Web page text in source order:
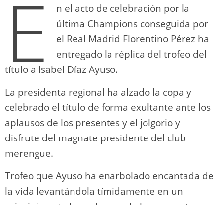
E
n el acto de celebración por la
última Champions conseguida por
el Real Madrid Florentino Pérez ha
entregado la réplica del trofeo del
título a Isabel Díaz Ayuso.
La presidenta regional ha alzado la copa y
celebrado el título de forma exultante ante los
aplausos de los presentes y el jolgorio y
disfrute del magnate presidente del club
merengue.
Trofeo que Ayuso ha enarbolado encantada de
la vida levantándola tímidamente en un